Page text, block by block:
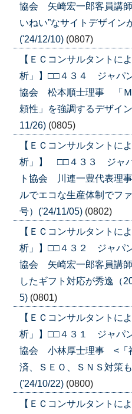
協会 矢崎宏一郎客員講
いねい”なサイトデザイン
('24/12/10) (0807)
【ＥＣコンサルタントに
析」】□□４３４ ジャパ
協会 松本順士理事 「
頼性」を強調するデザイ
11/26) (0805)
【ＥＣコンサルタントに
析」】 □□４３３ ジャパ
ト協会 川連一豊代表理
ルでエコな生産体制でフ
号）('24/11/05) (0802)
【ＥＣコンサルタントに
析」】□□４３２ ジャパ
協会 矢崎宏一郎客員講
したギフト対応が秀逸（
5) (0801)
【ＥＣコンサルタントに
析」】□□４３１ ジャパ
協会 小林厚士理事 <「
済、ＳＥＯ、ＳＮＳ対策
('24/10/22) (0800)
【ＥＣコンサルタントに